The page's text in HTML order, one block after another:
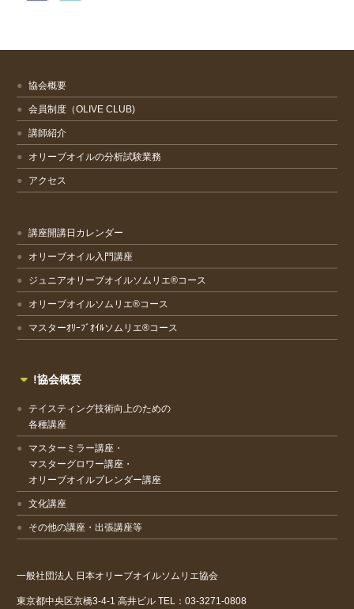
協会概要
会員制度（OLIVE CLUB)
講師紹介
オリーブオイルの分析試験業務
アクセス
講座開講日カレンダー
オリーブオイル入門講座
ジュニアオリーブオイルソムリエ®コース
オリーブオイルソムリエ®コース
マスターｵﾘｰﾌﾞｵｲﾙソムリエ®コース
!協会概要
テイスティング技術向上のための
各種講座
マスターミラー講座・
マスターグロワー講座・
オリーブオイルブレンダー講座
文化講座
その他の講座・出張講座等
一般社団法人 日本オリーブオイルソムリエ協会
東京都中央区京橋3-4-1 高井ビル TEL：03-3271-0808